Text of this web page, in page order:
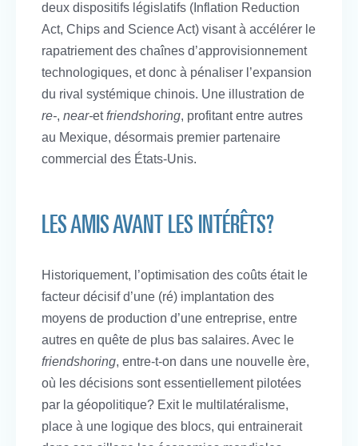
deux dispositifs législatifs (Inflation Reduction
Act, Chips and Science Act) visant à accélérer le
rapatriement des chaînes d’approvisionnement
technologiques, et donc à pénaliser l’expansion
du rival systémique chinois. Une illustration de
re-, near-etfriendshoring, profitant entre autres
au Mexique, désormais premier partenaire
commercial des États-Unis.
LES AMIS AVANT LES INTÉRÊTS?
Historiquement, l’optimisation des coûts était le
facteur décisif d’une (ré) implantation des
moyens de production d’une entreprise, entre
autres en quête de plus bas salaires. Avec le
friendshoring, entre-t-on dans une nouvelle ère,
où les décisions sont essentiellement pilotées
par la géopolitique? Exit le multilatéralisme,
place à une logique des blocs, qui entrainerait